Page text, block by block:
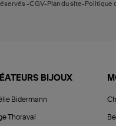
-CGV-Plan du site-Politique
BIJOUX
Bidermann
Thoraval